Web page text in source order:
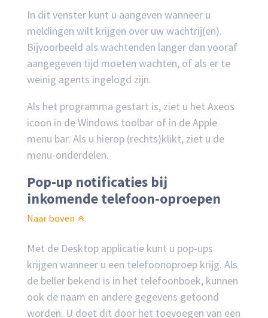
In dit venster kunt u aangeven wanneer u
meldingen wilt krijgen over uw wachtrij(en).
Bijvoorbeeld als wachtenden langer dan vooraf
aangegeven tijd moeten wachten, of als er te
weinig agents ingelogd zijn.
Als het programma gestart is, ziet u het Axeos
icoon in de Windows toolbar of in de Apple
menu bar. Als u hierop (rechts)klikt, ziet u de
menu-onderdelen.
Pop-up notificaties bij
inkomende telefoon-oproepen
Naar boven
Met de Desktop applicatie kunt u pop-ups
krijgen wanneer u een telefoonoproep krijg. Als
de beller bekend is in het telefoonboek, kunnen
ook de naam en andere gegevens getoond
worden. U doet dit door het toevoegen van een